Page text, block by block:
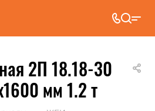
2П 18.18-30
мм 1.2 т